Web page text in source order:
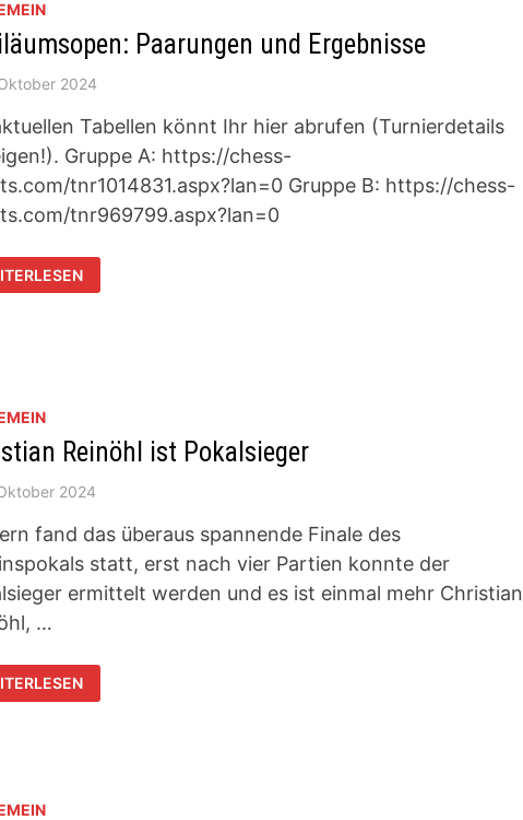
Paarungen und Ergebnisse
2024
Tabellen könnt Ihr hier abrufen (Turnierdetails
Gruppe A: https://chess-
tnr1014831.aspx?lan=0 Gruppe B: https://chess-
tnr969799.aspx?lan=0
Reinöhl ist Pokalsieger
2024
fand das überaus spannende Finale des
statt, erst nach vier Partien konnte der
ermittelt werden und es ist einmal mehr Christian
…